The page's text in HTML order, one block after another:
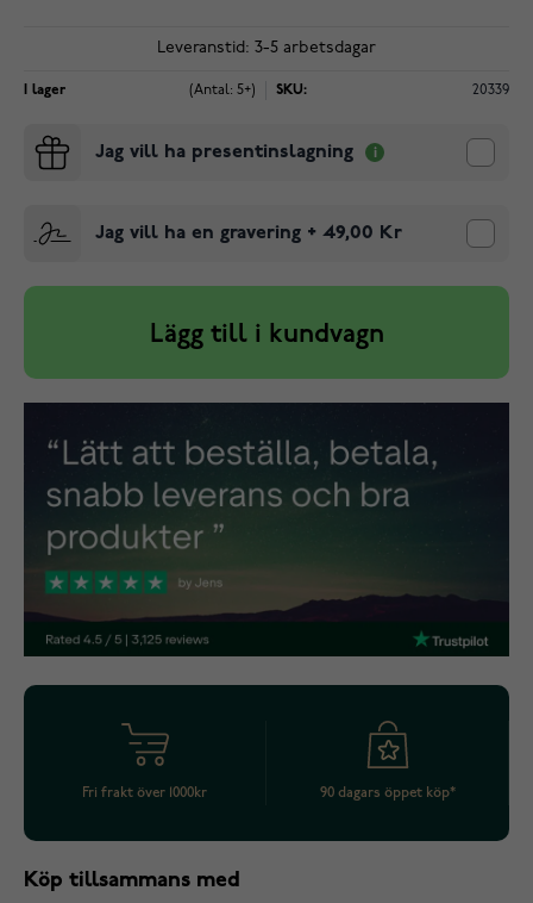
Leveranstid: 3-5 arbetsdagar
I lager (Antal: 5+) SKU: 20339
Jag vill ha presentinslagning
Jag vill ha en gravering + 49,00 Kr
Lägg till i kundvagn
Fri frakt över 1000kr 90 dagars öppet köp*
Köp tillsammans med